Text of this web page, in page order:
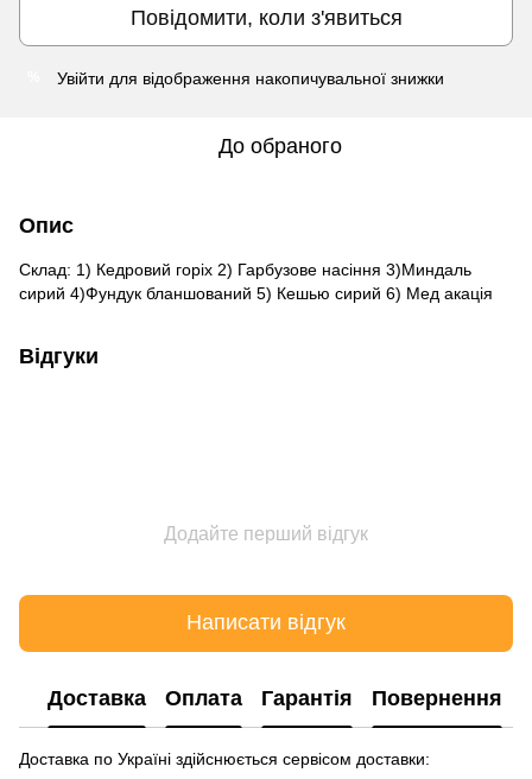
Повідомити, коли з'явиться
Увійти для відображення накопичувальної знижки
До обраного
Опис
Склад: 1) Кедровий горіх 2) Гарбузове насіння 3)Миндаль
сирий 4)Фундук бланшований 5) Кешью сирий 6) Мед акація
Відгуки
Додайте перший відгук
Написати відгук
Доставка Оплата Гарантія Повернення
Доставка по Україні здійснюється сервісом доставки: